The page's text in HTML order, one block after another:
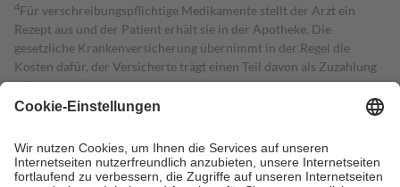
4Für verschreibungspflichtige Medikamente stellt der Arzt ein
Rezept aus und der Patient erhält sie in der Apotheke. Die
gesetzliche Krankenversicherung übernimmt in der Regel die
Kosten dafür, der Versicherte trägt einen Teil davon als Zuzahlung
mit.
Grundsätzlich leisten Mitglieder Zuzahlungen in Höhe von zehn
höchstens zehn Euro.
Es sind jedoch nie mehr als die tatsächlichen
Kosten der Leistung zu entrichten.
Diese Regeln gelten grundsätzlich auch für Online-Apotheken.